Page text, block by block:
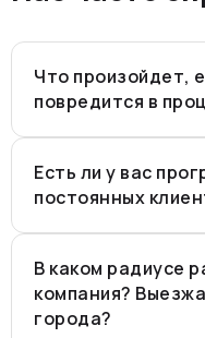
Что произойдет,
повредится в
Есть ли у вас
постоянных
В каком радиусе
компания?
города?